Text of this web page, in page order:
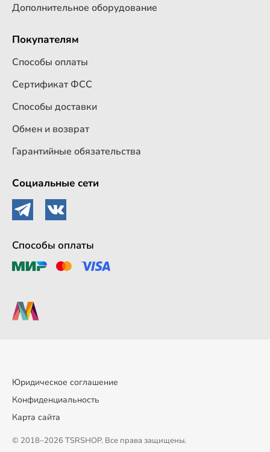
Дополнительное оборудование
Покупателям
Способы оплаты
Сертификат ФСС
Способы доставки
Обмен и возврат
Гарантийные обязательства
Социальные сети
Способы оплаты
Юридическое соглашение
Конфиденциальность
Карта сайта
© 2018–2026 TSRSHOP. Все права защищены.